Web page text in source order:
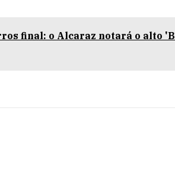
final: o Alcaraz notará o alto